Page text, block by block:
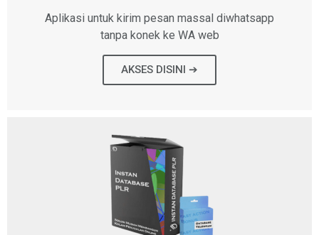
Aplikasi untuk kirim pesan massal diwhatsapp
tanpa konek ke WA web
AKSES DISINI ➔